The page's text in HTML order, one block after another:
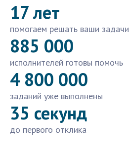
17 лет
помогаем решать ваши задачи
885 000
исполнителей готовы помочь
4 800 000
заданий уже выполнены
35 секунд
до первого отклика